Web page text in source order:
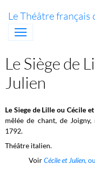
Le Théâtre
Le Siège de
Julien
Le Siege de Lille ou Cécile
mêlée de chant, de
1792.
Théâtre italien.
VoirCécile et Julien,